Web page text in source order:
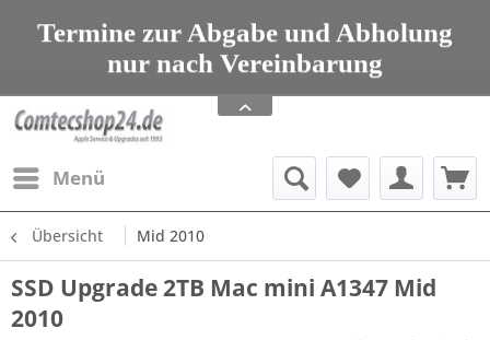
Termine zur Abgabe und Abholung
nur nach Vereinbarung
Apple Service, Upgrades und Zubehör
seit 1993 Tel: 08203 95 00 699
Menü
Übersicht Mid 2010
SSD Upgrade 2TB Mac mini A1347 Mid
2010